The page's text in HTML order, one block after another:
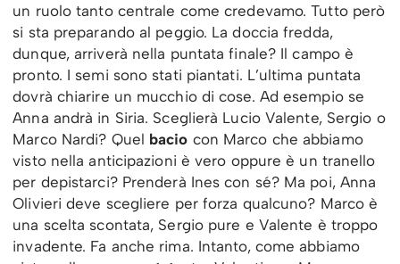
un ruolo tanto centrale come credevamo. Tutto però
si sta preparando al peggio. La doccia fredda,
dunque, arriverà nella puntata finale? Il campo è
pronto. I semi sono stati piantati. L’ultima puntata
dovrà chiarire un mucchio di cose. Ad esempio se
Anna andrà in Siria. Sceglierà Lucio Valente, Sergio o
Marco Nardi? Quel bacio con Marco che abbiamo
visto nella anticipazioni è vero oppure è un tranello
per depistarci? Prenderà Ines con sé? Ma poi, Anna
Olivieri deve scegliere per forza qualcuno? Marco è
una scelta scontata, Sergio pure e Valente è troppo
invadente. Fa anche rima. Intanto, come abbiamo